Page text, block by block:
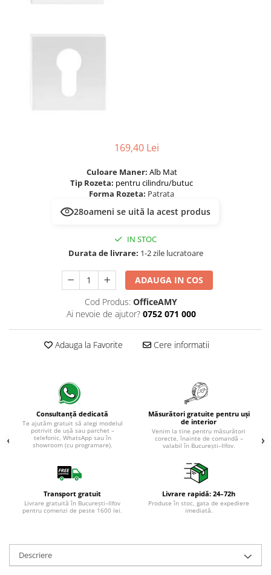
River 12 mm
Woodstock PRO 8mm
Woodstock XL 10mm
Amazone 10 mm
Evolution 12 mm
Exquisit 8 mm
Herringbone 8 mm
Mammut 12 mm
Robusto 12 mm
169,40 Lei
Culoare Maner: Alb Mat
Tip Rozeta: pentru cilindru/butuc
Forma Rozeta: Patrata
28oameni se uită la acest produs
IN STOC
Durata de livrare: 1-2 zile lucratoare
ADAUGA IN COS
Cod Produs: OfficeAMY
Ai nevoie de ajutor? 0752 071 000
Adauga la Favorite Cere informatii
Consultanță dedicată
Te ajutăm gratuit să alegi modelul
potrivit de ușă sau parchet –
telefonic, WhatsApp sau în
showroom (cu programare).
Măsurători gratuite pentru uși
de interior
Venim la tine pentru măsurători
corecte, înainte de comandă –
valabil în București–Ilfov.
Transport gratuit
Livrare gratuită în București–Ilfov
pentru comenzi de peste 1600 lei.
Livrare rapidă: 24–72h
Produse în stoc, gata de expediere
imediată.
Descriere